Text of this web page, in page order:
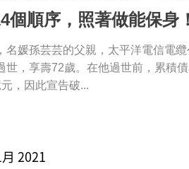
個順序，照著做能保身！
名媛孫芸芸的父親，太平洋電信電
世，享壽72歲。在他過世前，累積
，因此宣告破...
2021